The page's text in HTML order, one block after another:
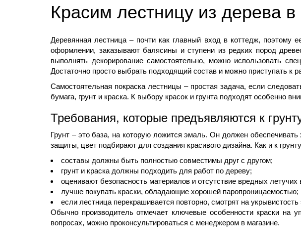
Красим лестницу из дерева
Деревянная лестница – почти как главный вход в коттедж, поэтому
оформлении, заказывают балясины и ступени из редких пород
выполнять декорирование самостоятельно, можно использовать
Достаточно просто выбрать подходящий состав и можно приступать к
Самостоятельная покраска лестницы – простая задача, если
бумага, грунт и краска. К выбору красок и грунта подходят особенно
Требования, которые предъявляются к
Грунт – это база, на которую ложится эмаль. Он должен
защиты, цвет подбирают для создания красивого дизайна. Как и к
составы должны быть полностью совместимы друг с другом;
грунт и краска должны подходить для работ по дереву;
оценивают безопасность материалов и отсутствие вредных летучих
лучше покупать краски, обладающие хорошей паропроницаемостью;
если лестница перекрашивается повторно, смотрят на
Обычно производитель отмечает ключевые особенности краски на
вопросах, можно проконсультироваться с менеджером в магазине.